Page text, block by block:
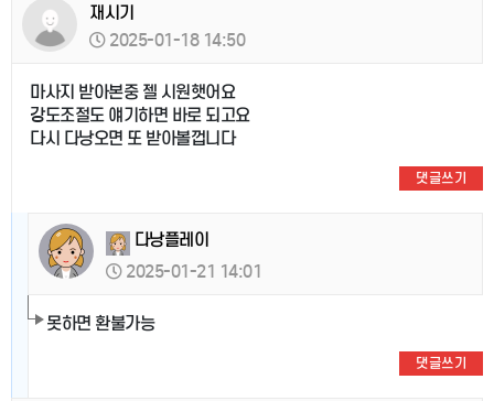
재시기
2025-01-18 14:50
마사지 받아본중 젤 시원햇어요
강도조절도 얘기하면 바로 되고요
다시 다낭오면 또 받아볼껍니다
댓글쓰기
다낭플레이
2025-01-21 14:01
못하면 환불가능
댓글쓰기